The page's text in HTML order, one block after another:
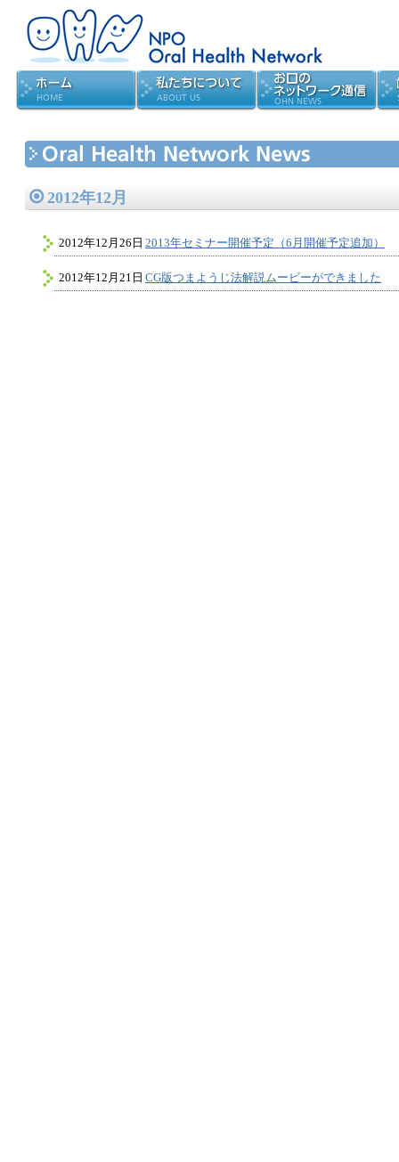
2012年12月
2012年12月26日 2013年セミナー開催予定（6月開催予定追加）
2012年12月21日 CG版つまようじ法解説ムービーができました